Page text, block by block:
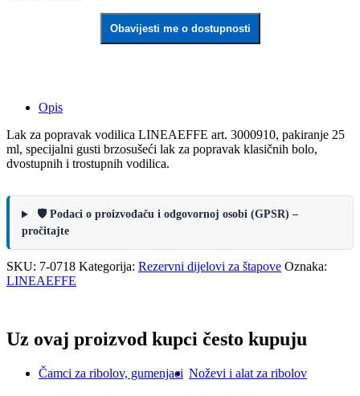
Obavijesti me o dostupnosti
Opis
Lak za popravak vodilica LINEAEFFE art. 3000910, pakiranje 25
ml, specijalni gusti brzosušeći lak za popravak klasičnih bolo,
dvostupnih i trostupnih vodilica.
🛡️ Podaci o proizvođaču i odgovornoj osobi (GPSR) –
pročitajte
SKU: 7-0718 Kategorija: Rezervni dijelovi za štapove Oznaka:
LINEAEFFE
Uz ovaj proizvod kupci često kupuju
Čamci za ribolov, gumenjaci Noževi i alat za ribolov